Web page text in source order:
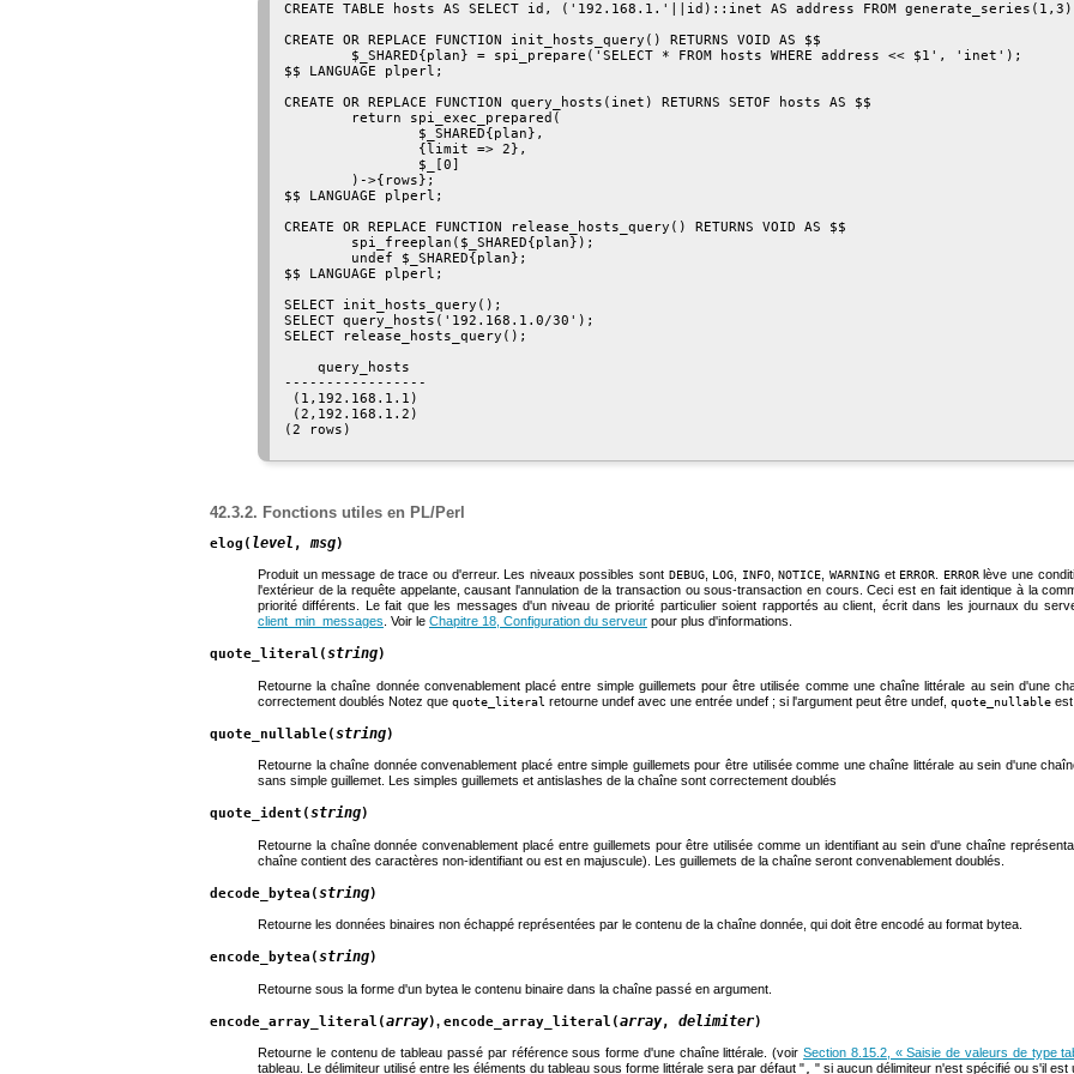
CREATE TABLE hosts AS SELECT id, ('192.168.1.'||id)::inet AS address FROM
CREATE OR REPLACE FUNCTION init_hosts_query() RETURNS VOID AS $$
        $_SHARED{plan} = spi_prepare('SELECT * FROM hosts WHERE address << $1', 'inet');
$$ LANGUAGE plperl;
CREATE OR REPLACE FUNCTION query_hosts(inet) RETURNS SETOF hosts AS $$
        return spi_exec_prepared(
                $_SHARED{plan},
                {limit => 2},
                $_[0]
        )->{rows};
$$ LANGUAGE plperl;
CREATE OR REPLACE FUNCTION release_hosts_query() RETURNS VOID AS $$
        spi_freeplan($_SHARED{plan});
        undef $_SHARED{plan};
$$ LANGUAGE plperl;
SELECT init_hosts_query();
SELECT query_hosts('192.168.1.0/30');
SELECT release_hosts_query();
    query_hosts
-----------------
(1,192.168.1.1)
(2,192.168.1.2)
(2 rows)
42.3.2. Fonctions utiles en PL/Perl
elog( level ,msg)
Produit un message de trace ou d'erreur. Les niveaux possibles sont DEBUG, LOG INFO,NOTICE WARNINGet ERROR ERRORlève une
l'extérieur de la requête appelante, causant l'annulation de la transaction ou sous-transaction en cours. Ceci est en fait identique à la
priorité différents. Le fait que les messages d'un niveau de priorité particulier soient rapportés au client, écrit dans les journaux du
client_min_messages . Voir le Chapitre 18, Configuration du serveur pour plus d'informations.
quote_literal(string)
Retourne la chaîne donnée convenablement placé entre simple guillemets pour être utilisée comme une chaîne littérale au sein d'une
correctement doublés Notez que quote_literal retourne undef avec une entrée undef ; si l'argument peut être undef, quote_nullable
quote_nullable(string)
Retourne la chaîne donnée convenablement placé entre simple guillemets pour être utilisée comme une chaîne littérale au sein d'une
sans simple guillemet. Les simples guillemets et antislashes de la chaîne sont correctement doublés
quote_ident(string)
Retourne la chaîne donnée convenablement placé entre guillemets pour être utilisée comme un identifiant au sein d'une chaîne
chaîne contient des caractères non-identifiant ou est en majuscule). Les guillemets de la chaîne seront convenablement doublés.
decode_bytea(string)
Retourne les données binaires non échappé représentées par le contenu de la chaîne donnée, qui doit être encodé au format bytea
encode_bytea(string)
Retourne sous la forme d'un bytea le contenu binaire dans la chaîne passé en argument.
encode_array_literal(array), encode_array_literal(array, delimiter)
Retourne le contenu de tableau passé par référence sous forme d'une chaîne littérale. (voirSection 8.15.2, « Saisie de valeurs de type
tableau. Le délimiteur utilisé entre les éléments du tableau sous forme littérale sera par défaut "
" si aucun délimiteur n'est spécifié ou s'il est